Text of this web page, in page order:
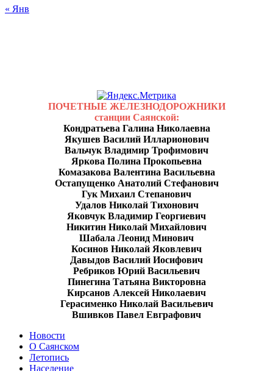
« Янв
ПОЧЕТНЫЕ ЖЕЛЕЗНОДОРОЖНИКИ
станции Саянской:
Кондратьева Галина Николаевна
Якушев Василий Илларионович
Вальчук Владимир Трофимович
Яркова Полина Прокопьевна
Комазакова Валентина Васильевна
Остапущенко Анатолий Стефанович
Гук Михаил Степанович
Удалов Николай Тихонович
Яковчук Владимир Георгиевич
Никитин Николай Михайлович
Шабала Леонид Минович
Косинов Николай Яковлевич
Давыдов Василий Иосифович
Ребриков Юрий Васильевич
Пинегина Татьяна Викторовна
Кирсанов Алексей Николаевич
Герасименко Николай Васильевич
Вшивков Павел Евграфович
Новости
О Саянском
Летопись
Население